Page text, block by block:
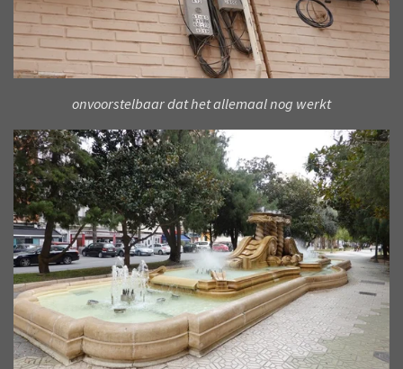
onvoorstelbaar dat het allemaal nog werkt